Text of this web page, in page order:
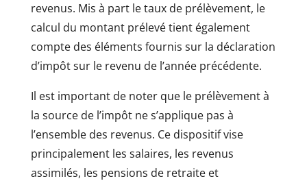
revenus. Mis à part le taux de prélèvement, le
calcul du montant prélevé tient également
compte des éléments fournis sur la déclaration
d’impôt sur le revenu de l’année précédente.
Il est important de noter que le prélèvement à
la source de l’impôt ne s’applique pas à
l’ensemble des revenus. Ce dispositif vise
principalement les salaires, les revenus
assimilés, les pensions de retraite et